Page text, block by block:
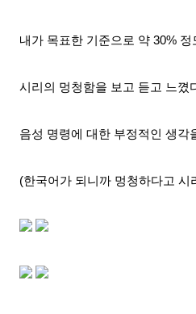
내가 목표한 기준으로 약 30% 정
시리의 멍청함을 보고 듣고 느꼈
음성 명령에 대한 부정적인 생각
(한국어가 되니까 멍청하다고 시